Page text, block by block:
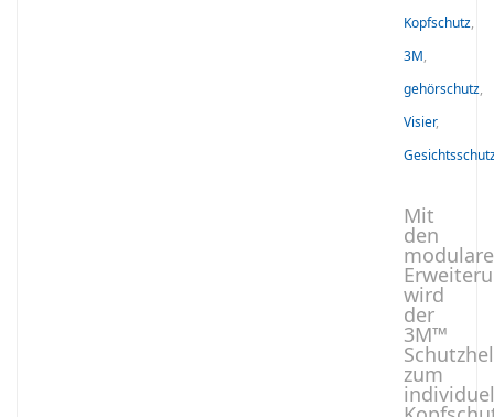
Kopfschutz,
3M,
gehörschutz,
Visier,
Mit
den
wird
der
3M™
zum